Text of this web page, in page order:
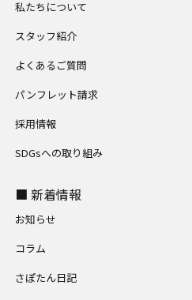
私たちについて
スタッフ紹介
よくあるご質問
パンフレット請求
採用情報
SDGsへの取り組み
■ 新着情報
お知らせ
コラム
さぽたん日記